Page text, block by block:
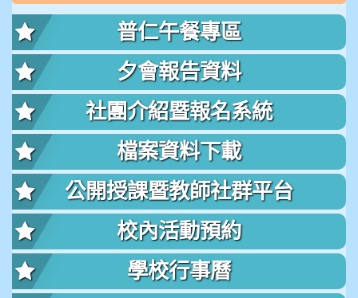
普仁午餐專區
夕會報告資料
社團介紹暨報名系統
檔案資料下載
公開授課暨教師社群平台
校內活動預約
學校行事曆